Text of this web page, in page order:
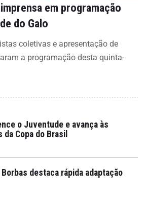
em programação
do Galo
coletivas e apresentação de
a programação desta quinta-
o Juventude e avança às
da Copa do Brasil
destaca rápida adaptação